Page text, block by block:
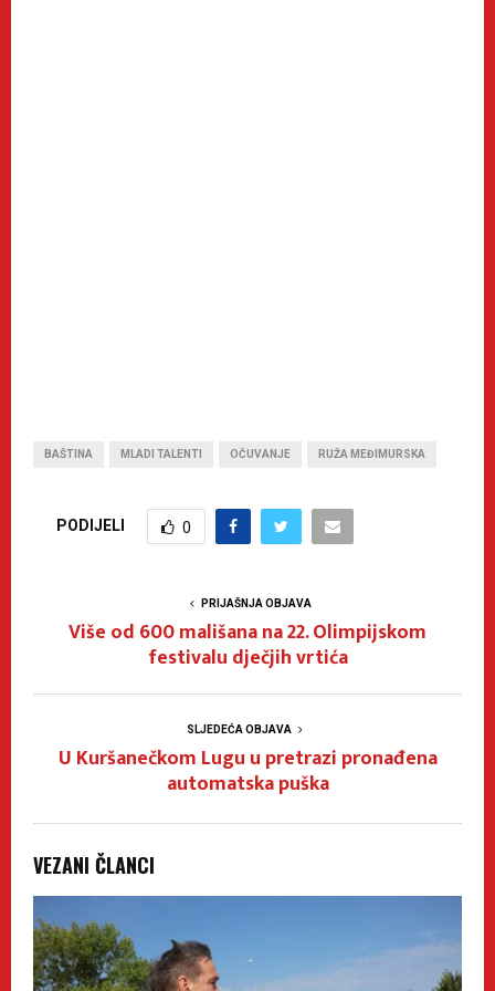
BAŠTINA MLADI TALENTI OČUVANJE RUŽA MEĐIMURSKA
PODIJELI 0
PRIJAŠNJA OBJAVA
Više od 600 mališana na 22. Olimpijskom
festivalu dječjih vrtića
SLJEDEĆA OBJAVA
U Kuršanečkom Lugu u pretrazi pronađena
automatska puška
VEZANI ČLANCI